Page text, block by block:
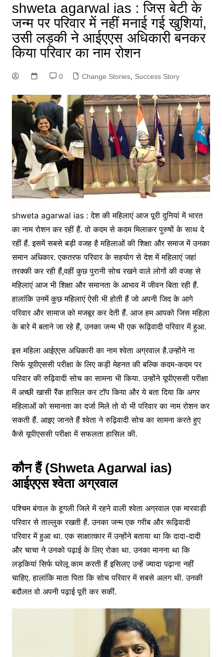
shweta agarwal ias : जिस बेटी के
जन्म पर परिवार में नहीं मनाई गई खुशियां,
उसी लड़की ने आईएएस अधिकारी बनकर
किया परिवार का नाम रोशन
0 Change Stories, Success Story
shweta agarwal ias : देश की महिलाएं आज पूरी दुनियां में भारत
का नाम रोशन कर रहीं हैं. वो कदम से कदम मिलाकर पुरुषों के साथ दे
रहीं हैं. इसमें सबसे बड़ी वजह है महिलाओं की शिक्षा और समाज में उनका
समान अधिकार. एकतरफ परिवार के सहयोग से देश में महिलाएं जहां
तरक्की कर रही हैं,वहीं कुछ पुरानी सोच रखने वाले लोगों की वजह से
महिलाएं आज भी शिक्षा और समानता के आभाव में जीवन बिता रही हैं.
हालांकि उनमें कुछ महिलाएं ऐसी भी होती हैं जो अपनी जिद के आगे
परिवार और सामाज को मजबूर कर देती हैं. आज हम आपको जिस महिला
के बारे में बताने जा रहे हैं, उनका जन्म भी एक रूढ़िवादी परिवार में हुआ.
इस महिला आईएएस अधिकारी का नाम श्वेता अग्रवाल है.उन्होंने ना
सिर्फ यूपीएससी परीक्षा के लिए कड़ी मेहनत की बल्कि कदम-कदम पर
परिवार की रुढ़िवादी सोच का सामना भी किया. उन्होंने यूपीएससी परीक्षा
में अच्छी खासी रैंक हासिल कर टॉप किया और ये बता दिया कि अगर
महिलाओं को समानता का दर्जा मिले तो वो भी परिवार का नाम रोशन कर
सकती हैं. आइए जानते हैं श्वेता ने रुढ़िवादी सोच का सामना करते हुए
कैसे यूपीएससी परीक्षा में सफलता हासिल की.
कौन हैं (Shweta Agarwal ias)
आईएएस श्वेता अग्रवाल
पश्चिम बंगाल के हूगली जिले में रहने वाली श्वेता अग्रवाल एक मारवाड़ी
परिवार से ताल्लुक रखती हैं. उनका जन्म एक गरीब और रूढ़िवादी
परिवार में हुआ था. एक साक्षात्कार में उन्होंने बताया था कि दादा-दादी
और चाचा ने उनको पढ़ाई के लिए रोका था. उनका मानना था कि
लड़कियां सिर्फ घरेलू काम करती हैं इसिलए उन्हें ज्यादा पढ़ाना नहीं
चाहिए. हालांकि माता पिता कि सोच परिवार में सबसे अलग थी. उनकी
बदौलत वो अपनी पढ़ाई पूरी कर सकीं.